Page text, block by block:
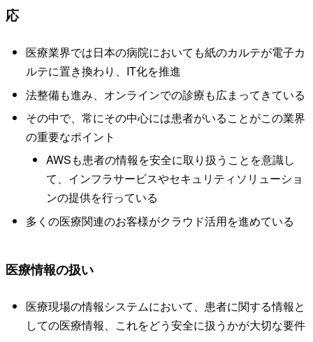
応
医療業界では日本の病院においても紙のカルテが電子カ
ルテに置き換わり、IT化を推進
法整備も進み、オンラインでの診療も広まってきている
その中で、常にその中心には患者がいることがこの業界
の重要なポイント
AWSも患者の情報を安全に取り扱うことを意識し
て、インフラサービスやセキュリティソリューショ
ンの提供を行っている
多くの医療関連のお客様がクラウド活用を進めている
医療情報の扱い
医療現場の情報システムにおいて、患者に関する情報と
しての医療情報、これをどう安全に扱うかが大切な要件